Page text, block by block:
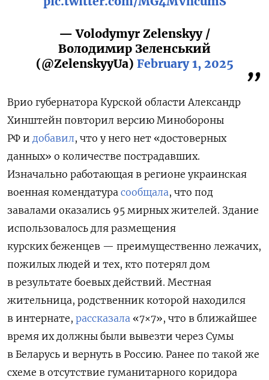
— Volodymyr Zelenskyy /
Володимир Зеленський
(@ZelenskyyUa) February 1, 2025
Врио губернатора Курской области Александр
Хинштейн повторил версию Минобороны
РФ и добавил, что у него нет «достоверных
данных» о количестве пострадавших.
Изначально работающая в регионе украинская
военная комендатура сообщала, что под
завалами оказались 95 мирных жителей. Здание
использовалось для размещения
курских беженцев — преимущественно лежачих,
пожилых людей и тех, кто потерял дом
в результате боевых действий. Местная
жительница, родственник которой находился
в интернате, рассказала «7×7», что в ближайшее
время их должны были вывезти через Сумы
в Беларусь и вернуть в Россию. Ранее по такой же
схеме в отсутствие гуманитарного коридора